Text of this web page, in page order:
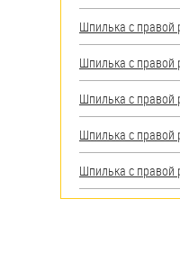
Шпилька с правой
Шпилька с правой
Шпилька с правой
Шпилька с правой
Шпилька с правой